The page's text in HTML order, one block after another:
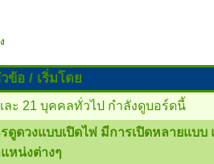
ข้อ/ เริ่มโดย
ละ 21 บุคคลทั่วไป กำลังดูบอร์ดนี้
ดูดวงแบบเปิดไพ่ มีการเปิดหลายแบ
หน่งต่างๆ